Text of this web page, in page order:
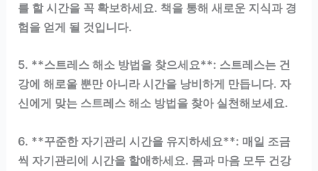
를 할 시간을 꼭 확보하세요. 책을 통해 새로운 지식과 경
험을 얻게 될 것입니다.
5. **스트레스 해소 방법을 찾으세요**: 스트레스는 건
강에 해로울 뿐만 아니라 시간을 낭비하게 만듭니다. 자
신에게 맞는 스트레스 해소 방법을 찾아 실천해보세요.
6. **꾸준한 자기관리 시간을 유지하세요**: 매일 조금
씩 자기관리에 시간을 할애하세요. 몸과 마음 모두 건강